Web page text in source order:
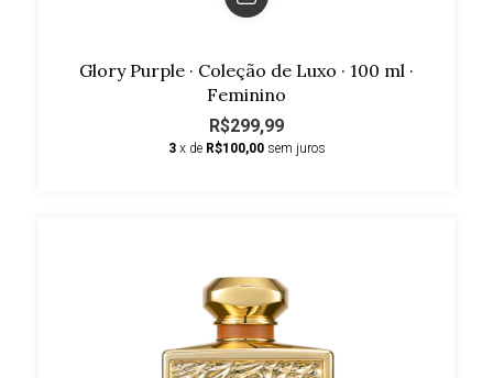
Glory Purple · Coleção de Luxo · 100 ml ·
Feminino
R$299,99
3 x de R$100,00 sem juros